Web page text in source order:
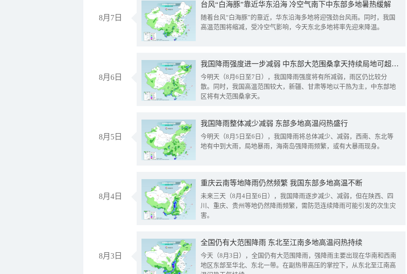
8月7日
台风“白海豚”靠近华东沿海 冷空气南下中东部多地暑热缓解
随着台风“白海豚”的靠近，华东沿海多地将迎强劲台风雨。同时，我国
高温范围将缩减，受冷空气影响，今天东北多地将率先迎来降温。
8月6日
我国降雨强度进一步减弱 中东部大范围桑拿天持续局地可超38℃
今明天（8月6日至7日），我国降雨强度将有所减弱，雨区仍比较分
散。同时，我国高温范围较大，新疆、甘肃等地以干热为主，中东部地
区将有大范围桑拿天。
8月5日
我国降雨整体减少减弱 东部多地高温闷热盛行
今明天（8月5日至6日），我国降雨将总体减少、减弱，西南、东北等
地有中到大雨，局地暴雨，海南岛强降雨频繁，或有大暴雨现身。
8月4日
重庆云南等地降雨仍然频繁 我国东部多地高温不断
未来三天（8月4日至6日），我国降雨逐步减少、减弱，但在陕西、四
川、重庆、贵州等地仍然降雨频繁，需防范连续降雨可能引发的次生灾
害。
8月3日
全国仍有大范围降雨 东北至江南多地高温闷热持续
今天（8月3日），全国仍有大范围降雨，强降雨主要出现在华南和西南
地区东部至华北、东北一带。在副热带高压的掌控下，从东北至江南高